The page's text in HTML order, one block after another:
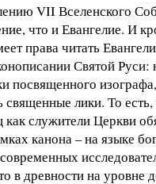
VII Вселенского
что и Евангелие. И
права читать
Святой Руси:
посвященного
священные лики. То
как служители Церкви
канона – на языке
в древности на уровне